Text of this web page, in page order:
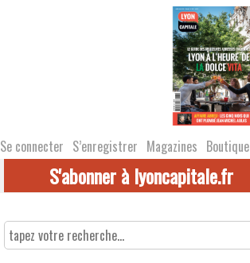
Se connecter S’enregistrer Magazines Boutique
S'abonner à lyoncapitale.fr